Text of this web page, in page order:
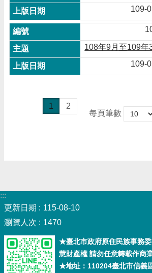
109-
108年9月至109年
109-
1
2
每頁筆數
:::
更新日期
115-08-10
瀏覽人次
1470
★臺北市政府原住民族事務
慧財產權 請勿任意轉載作商
★地址：110204臺北市信義